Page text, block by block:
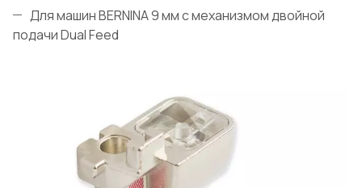
Для машин BERNINA 9 мм с механизмом двойной
подачи Dual Feed